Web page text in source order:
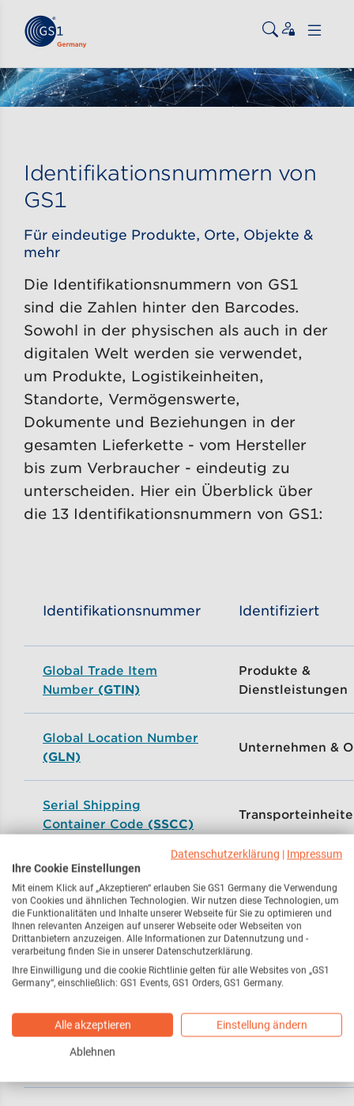
Identifikationsnummern von
GS1
Für eindeutige Produkte, Orte, Objekte &
mehr
Die Identifikationsnummern von GS1
sind die Zahlen hinter den Barcodes.
Sowohl in der physischen als auch in der
digitalen Welt werden sie verwendet,
um Produkte, Logistikeinheiten,
Standorte, Vermögenswerte,
Dokumente und Beziehungen in der
gesamten Lieferkette - vom Hersteller
bis zum Verbraucher - eindeutig zu
unterscheiden. Hier ein Überblick über
die 13 Identifikationsnummern von GS1:
Identifikationsnummer Identifiziert
Global Trade Item
Number (GTIN)
Produkte &
Dienstleistungen
Global Location Number
(GLN)
Unternehmen &
Serial Shipping
Container Code (SSCC)
Global Individual Asset
Identifier(GIAI)
Anlagegüter
Global Returnable Asset
Identifier(GRAI)
Global Service Relation
Number
Beziehungen
Dienstleister und
Datenschutzerklärung | Impressum
Ihre Cookie Einstellungen
Mit einem Klick auf „Akzeptieren“ erlauben Sie GS1 Germany die Verwendung
von Cookies und ähnlichen Technologien. Wir nutzen diese Technologien, um
die Funktionalitäten und Inhalte unserer Webseite für Sie zu optimieren und
Ihnen relevanten Anzeigen auf unserer Webseite oder Webseiten von
Drittanbietern anzuzeigen. Alle Informationen zur Datennutzung und -
verarbeitung finden Sie in unserer Datenschutzerklärung.
Ihre Einwilligung und die cookie Richtlinie gelten für alle Websites von „GS1
Germany“, einschließlich: GS1 Events, GS1 Orders, GS1 Germany.
Alle akzeptieren Einstellung ändern
Ablehnen